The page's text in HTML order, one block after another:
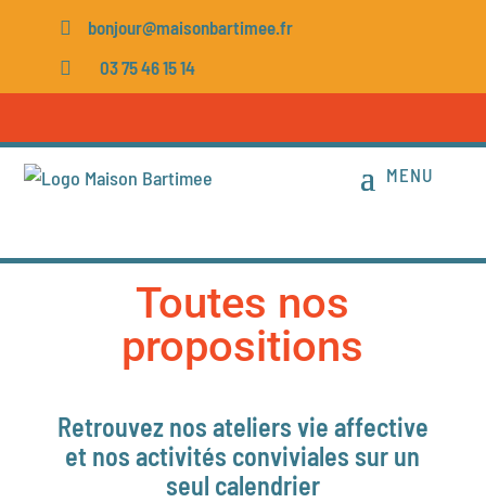

bonjour@maisonbartimee.fr

03 75 46 15 14
Toutes nos
propositions
Retrouvez nos ateliers vie affective
et nos activités conviviales sur un
seul calendrier